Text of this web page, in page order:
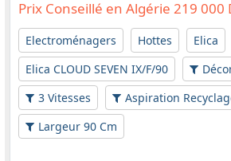
Prix Conseillé en Algérie 219 000
Electroménagers Hottes
Elica
Elica CLOUD SEVEN IX/F/90
3 Vitesses
Aspiration
Largeur 90 Cm